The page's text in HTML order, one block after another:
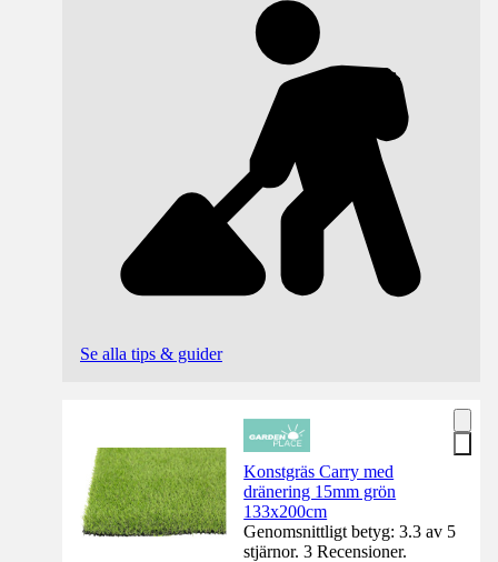
Se alla tips & guider
Konstgräs Carry med
dränering 15mm grön
133x200cm
Genomsnittligt betyg: 3.3 av 5
stjärnor. 3 Recensioner.